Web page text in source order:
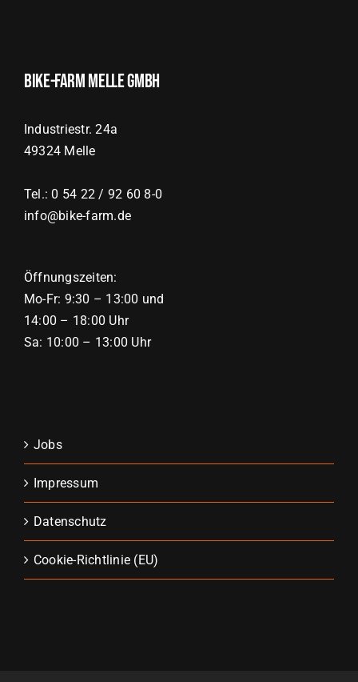
Bike-Farm Melle GmbH
Industriestr. 24a
49324 Melle
Tel.: 0 54 22 / 92 60 8-0
info@bike-farm.de
Öffnungszeiten:
Mo-Fr: 9:30 – 13:00 und
14:00 – 18:00 Uhr
Sa: 10:00 – 13:00 Uhr
Jobs
Impressum
Datenschutz
Cookie-Richtlinie (EU)